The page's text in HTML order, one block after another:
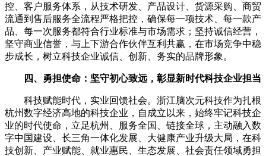
控、客户服务体系，从技术研发、产品设计、货源采购、商贸
流通到售后服务全流程严格把控，确保每一项技术、每一款产
品、每一次服务都符合行业标准与市场需求；坚持诚信经营，
坚守商业信誉，与上下游合作伙伴互利共赢，在市场竞争中稳
步成长，树立科技企业诚信、创新、务实的品牌形象。
四、勇担使命：坚守初心致远，彰显新时代科技企业担当
科技赋能时代，实业回馈社会。浙江脑次元科技作为扎根
杭州数字经济高地的科技企业，自成立以来，始终牢记科技企
业的时代使命，立足杭州、服务全国、链接全球，主动融入数
字中国建设、长三角一体化发展、大健康产业升级大局，在科
技创新、产业赋能、就业惠民、生态发展、社会责任领域勇担